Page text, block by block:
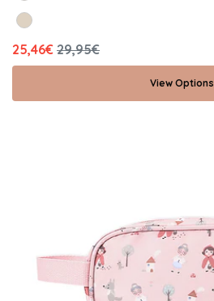
25,46€ 29,95€
View Options